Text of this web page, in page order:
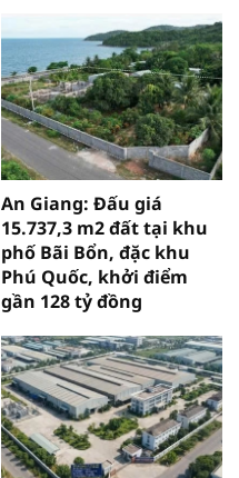
An Giang: Đấu giá
15.737,3 m2 đất tại khu
phố Bãi Bổn, đặc khu
Phú Quốc, khởi điểm
gần 128 tỷ đồng